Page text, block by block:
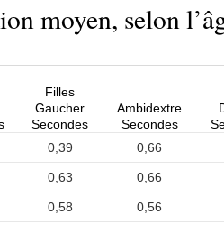
moyen, selon
Filles
Gaucher Ambidextre
Secondes Secondes
0,39 0,66
0,63 0,66
0,58 0,56